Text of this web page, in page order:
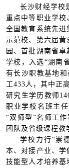
长沙财经学校
重点中等职业学校
全国教育系统先进
示范校、第六届黄
园、首批湖南省
学校，入选“湖南
有长沙职教基地
工433人，其中正
研究生学历教师
职业学校名班主
“双师型”名师工
团队及省级课程教
学校力行“崇
本、对接产业、学
技能型人才培养基